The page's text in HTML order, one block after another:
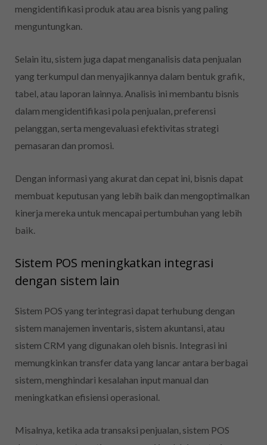
mengidentifikasi produk atau area bisnis yang paling
menguntungkan.
Selain itu, sistem juga dapat menganalisis data penjualan
yang terkumpul dan menyajikannya dalam bentuk grafik,
tabel, atau laporan lainnya. Analisis ini membantu bisnis
dalam mengidentifikasi pola penjualan, preferensi
pelanggan, serta mengevaluasi efektivitas strategi
pemasaran dan promosi.
Dengan informasi yang akurat dan cepat ini, bisnis dapat
membuat keputusan yang lebih baik dan mengoptimalkan
kinerja mereka untuk mencapai pertumbuhan yang lebih
baik.
Sistem POS meningkatkan integrasi
dengan sistem lain
Sistem POS yang terintegrasi dapat terhubung dengan
sistem manajemen inventaris, sistem akuntansi, atau
sistem CRM yang digunakan oleh bisnis. Integrasi ini
memungkinkan transfer data yang lancar antara berbagai
sistem, menghindari kesalahan input manual dan
meningkatkan efisiensi operasional.
Misalnya, ketika ada transaksi penjualan, sistem POS